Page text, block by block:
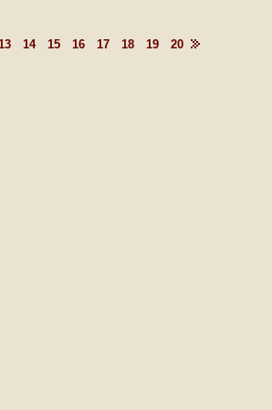
14 15 16 17 18 19 20